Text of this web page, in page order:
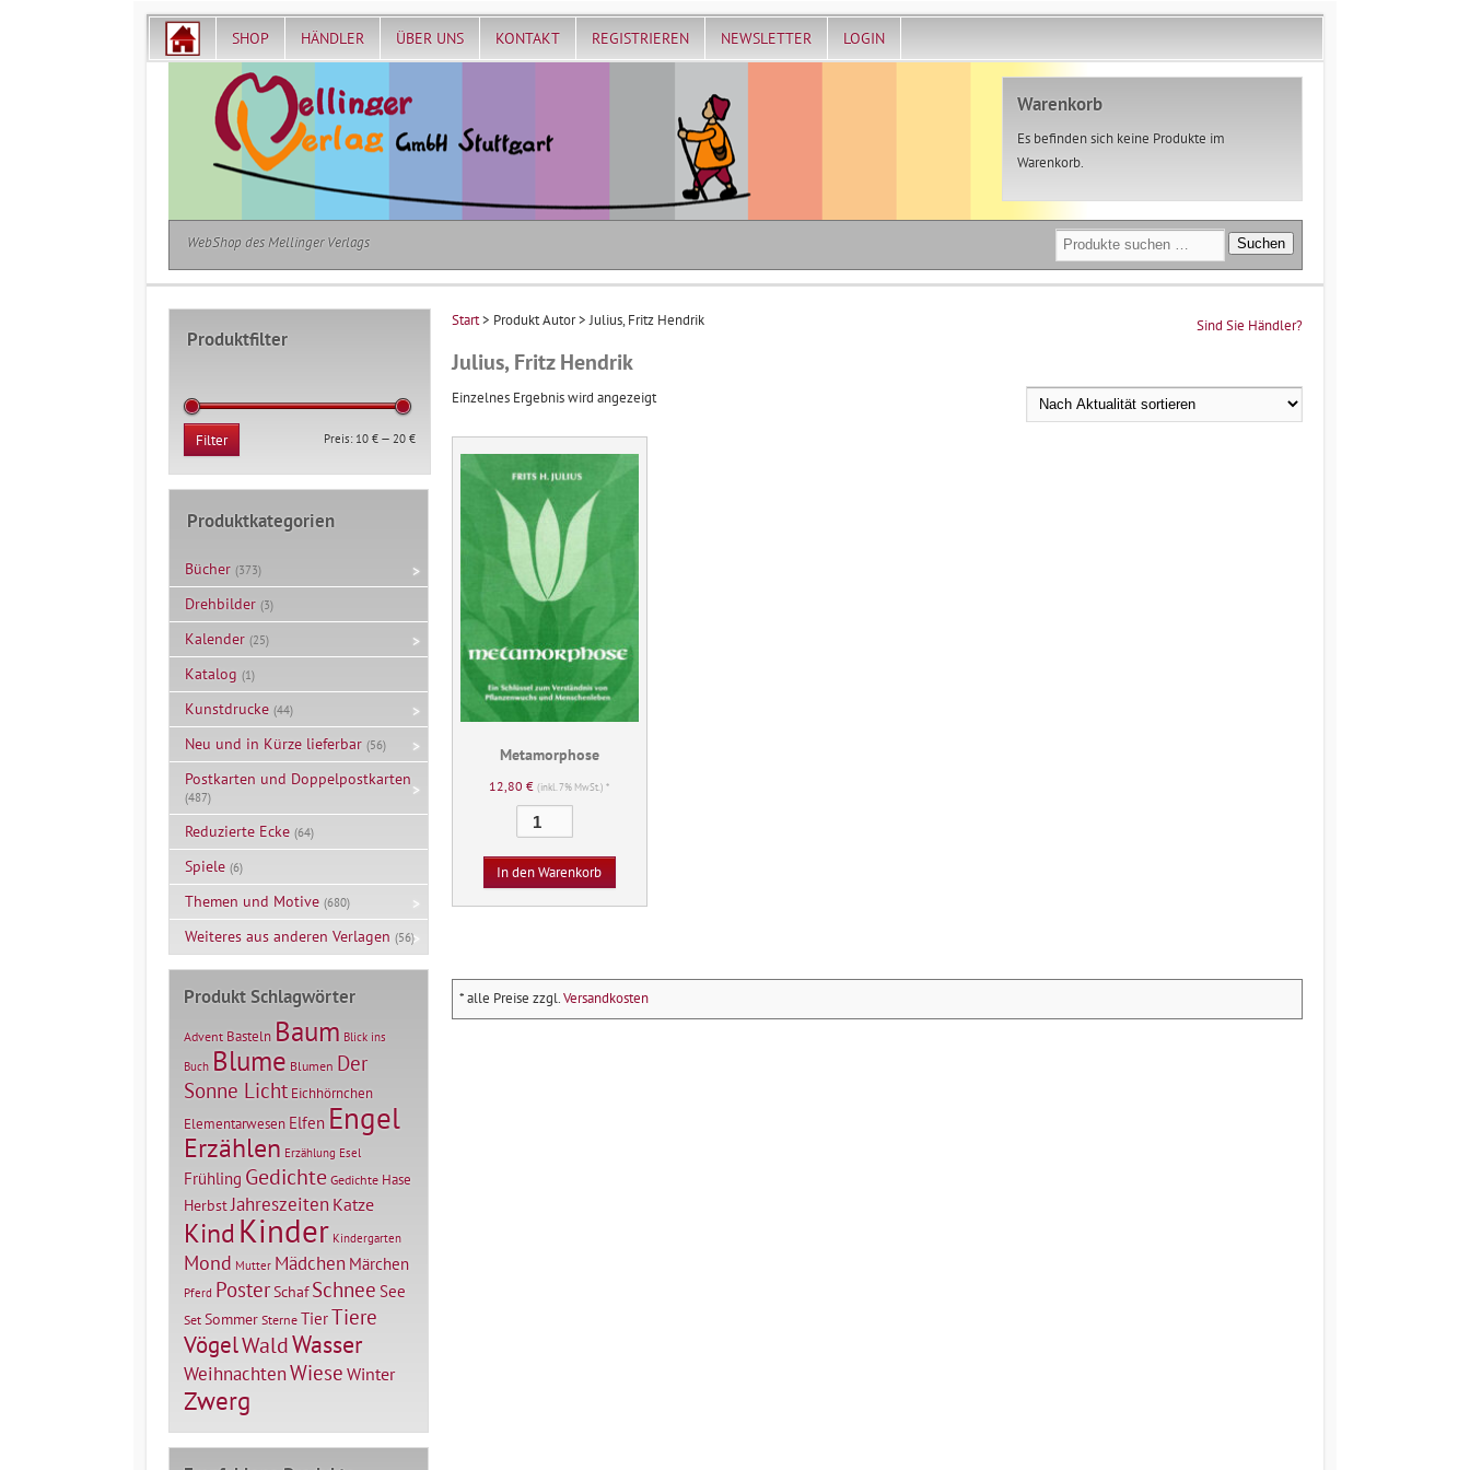
SHOP HÄNDLER ÜBER UNS KONTAKT REGISTRIEREN NEWSLETTER LOGIN
Warenkorb
Es befinden sich keine Produkte im
Warenkorb.
WebShop des Mellinger Verlags
Suchen
nach:
Suchen
Start> Produkt Autor > Julius, Fritz Hendrik Sind Sie Händler?
Julius, Fritz Hendrik
Einzelnes Ergebnis wird angezeigt
Metamorphose
12,80€ (inkl. 7% MwSt.) *
Menge
In den Warenkorb
* alle Preise zzgl.Versandkosten
Produktfilter
Min.
Max.
Filter Preis: 10 € — 20 €
Produktkategorien
Bücher (373)
Drehbilder (3)
Kalender (25)
Katalog (1)
Kunstdrucke (44)
Neu und in Kürze lieferbar (56)
Postkarten und Doppelpostkarten
(487)
Reduzierte Ecke (64)
Spiele (6)
Themen und Motive (680)
Weiteres aus anderen Verlagen (56)
Produkt Schlagwörter
Advent Basteln Baum Blick ins
Buch Blume Blumen Der
Sonne Licht Eichhörnchen
Elementarwesen Elfen Engel
Erzählen Erzählung Esel
Frühling Gedichte Gedichte Hase
HerbstJahreszeiten Katze
KindKinder Kindergarten
Mond Mutter Mädchen Märchen
Pferd PosterSchaf Schnee See
Set Sommer Sterne TierTiere
VögelWaldWasser
WeihnachtenWiese Winter
Zwerg